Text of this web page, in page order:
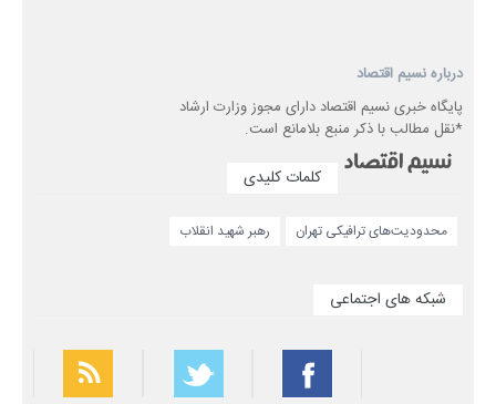
درباره نسیم اقتصاد
پایگاه خبری نسیم اقتصاد دارای مجوز وزارت ارشاد
*نقل مطالب با ذکر منبع بلامانع است.
کلمات کلیدی
محدودیت‌های ترافیکی تهران رهبر شهید انقلاب
شبکه های اجتماعی